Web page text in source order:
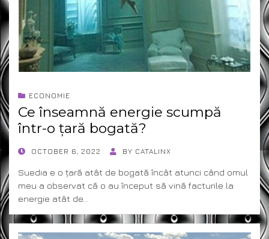
ECONOMIE
Ce înseamnă energie scumpă
într-o țară bogată?
POSTEDOCTOBER 6, 2022 BY CATALINX
Suedia e o țară atât de bogată încât atunci când omul
meu a observat că o au început să vină facturile la
energie atât de…